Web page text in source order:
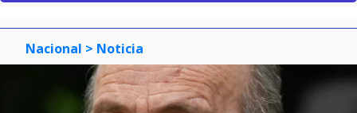
Nacional > Noticia